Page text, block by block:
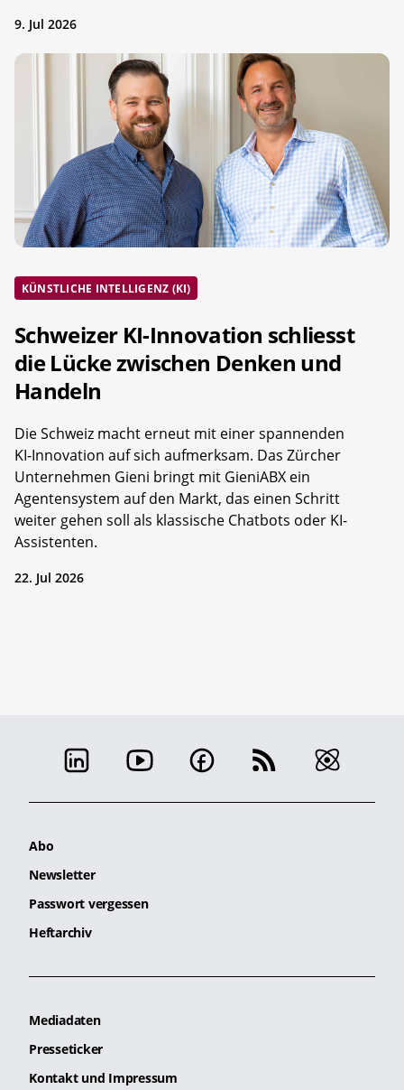
9. Jul 2026
KÜNSTLICHE INTELLIGENZ (KI)
Schweizer KI-Innovation schliesst
die Lücke zwischen Denken und
Handeln
Die Schweiz macht erneut mit einer spannenden
KI-Innovation auf sich aufmerksam. Das Zürcher
Unternehmen Gieni bringt mit GieniABX ein
Agentensystem auf den Markt, das einen Schritt
weiter gehen soll als klassische Chatbots oder KI-
Assistenten.
22. Jul 2026
Abo
Newsletter
Passwort vergessen
Heftarchiv
Mediadaten
Presseticker
Kontakt und Impressum